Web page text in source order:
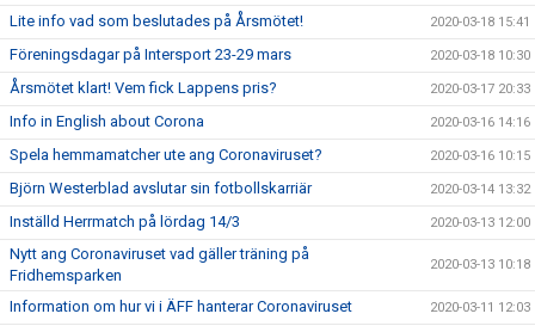
Lite info vad som beslutades på Årsmötet! 2020-03-18 15:41
Föreningsdagar på Intersport 23-29 mars 2020-03-18 10:30
Årsmötet klart! Vem fick Lappens pris? 2020-03-17 20:33
Info in English about Corona 2020-03-16 14:16
Spela hemmamatcher ute ang Coronaviruset? 2020-03-16 10:15
Björn Westerblad avslutar sin fotbollskarriär 2020-03-14 13:32
Inställd Herrmatch på lördag 14/3 2020-03-13 12:00
Nytt ang Coronaviruset vad gäller träning på
Fridhemsparken
2020-03-13 10:18
Information om hur vi i ÄFF hanterar Coronaviruset 2020-03-11 12:03